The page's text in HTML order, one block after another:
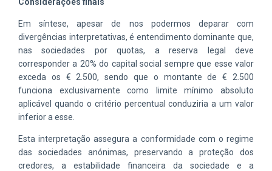
Em síntese, apesar de nos podermos deparar com
divergências interpretativas, é entendimento dominante que,
nas sociedades por quotas, a reserva legal deve
corresponder a 20% do capital social sempre que esse valor
exceda os € 2.500, sendo que o montante de € 2.500
funciona exclusivamente como limite mínimo absoluto
aplicável quando o critério percentual conduziria a um valor
inferior a esse.
Esta interpretação assegura a conformidade com o regime
das sociedades anónimas, preservando a proteção dos
credores, a estabilidade financeira da sociedade e a